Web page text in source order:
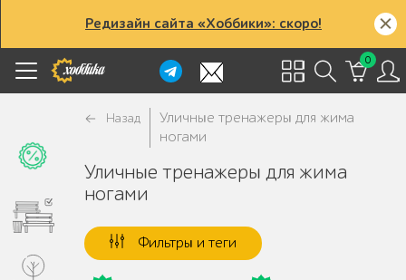
Редизайн сайта «Хоббики»: скоро!
0
Назад
Уличные тренажеры для жима
ногами
Уличные тренажеры для жима
ногами
Фильтры и теги